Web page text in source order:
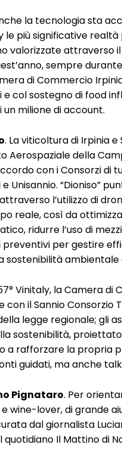
la tecnologia sta
le più significative
valorizzate attraverso
sempre
di Commercio
e col sostegno di food
un milione di account.
. La viticoltura di Irpinia
Aerospaziale della
con i Consorzi di
e Unisannio. “Dioniso”
l’utilizzo di
reale, così da
ridurre l’uso di
per gestire
sostenibilità ambientale
Vinitaly, la Camera
con il Sannio
legge regionale; gli
sostenibilità,
a rafforzare la propria
guidati, ma anche
Pignataro. Per
wine-lover, di grande
dal giornalista
Il Mattino di